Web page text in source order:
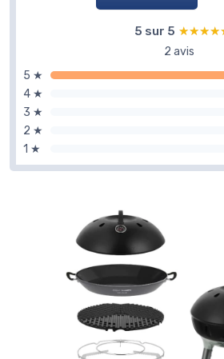
5 sur 5
2 avis
5 ★
4 ★
3 ★
2 ★
1 ★